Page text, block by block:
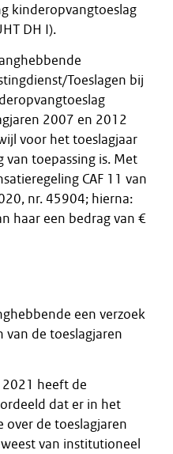
kinderopvangtoeslag
DH I).
Toeslagen bij
2007 en 2012
voor het toeslagjaar
toepassing is. Met
CAF 11 van
nr. 45904; hierna:
haar een bedrag van €
een verzoek
de toeslagjaren
2021 heeft de
dat er in het
over de toeslagjaren
van institutioneel